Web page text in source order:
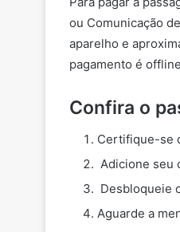
ou Comunicação
aparelho e
pagamento é
Confira o
Certifique-se
Adicione seu
Desbloqueie
Aguarde a